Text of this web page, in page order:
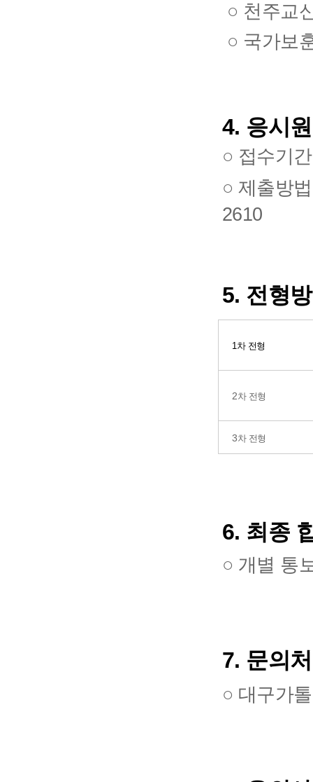
○ 천주교
○ 국가보
4. 응시
○ 접수기
○ 제출방
2610
5. 전형
1차 전형
2차 전형
3차 전형
6. 최종
○ 개별 통
7. 문의처
○ 대구가